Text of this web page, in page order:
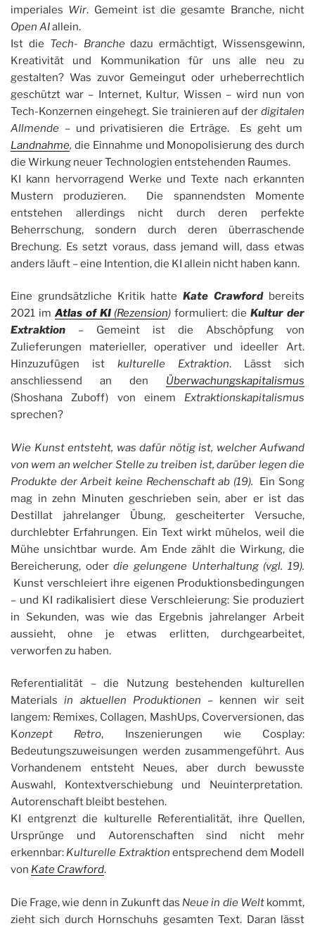
imperiales Wir. Gemeint ist die gesamte Branche, nicht
Open AIallein.
Ist die Tech- Branchedazu ermächtigt, Wissensgewinn,
Kreativität und Kommunikation für uns alle neu zu
gestalten? Was zuvor Gemeingut oder urheberrechtlich
geschützt war – Internet, Kultur, Wissen – wird nun von
Tech-Konzernen eingehegt. Sie trainieren auf der digitalen
Allmende – und privatisieren die Erträge. Es geht um
Landnahme, die Einnahme und Monopolisierung des durch
die Wirkung neuer Technologien entstehenden Raumes.
KI kann hervorragend Werke und Texte nach erkannten
Mustern produzieren. Die spannendsten Momente
entstehen allerdings nicht durch deren perfekte
Beherrschung, sondern durch deren überraschende
Brechung. Es setzt voraus, dass jemand will, dass etwas
anders läuft – eine Intention, die KI allein nicht haben kann.
Eine grundsätzliche Kritik hatte Kate Crawfordbereits
2021 im Atlas of KI (Rezension) formuliert: dieKultur der
Extraktion – Gemeint ist die Abschöpfung von
Zulieferungen materieller, operativer und ideeller Art.
Hinzuzufügen ist kulturelle Extraktion. Lässt sich
anschliessend an den Überwachungskapitalismus
(Shoshana Zuboff) von einem Extraktionskapitalismus
sprechen?
Wie Kunst entsteht, was dafür nötig ist, welcher Aufwand
von wem an welcher Stelle zu treiben ist, darüber legen die
Produkte der Arbeit keine Rechenschaft ab (19). Ein Song
mag in zehn Minuten geschrieben sein, aber er ist das
Destillat jahrelanger Übung, gescheiterter Versuche,
durchlebter Erfahrungen. Ein Text wirkt mühelos, weil die
Mühe unsichtbar wurde. Am Ende zählt die Wirkung, die
Bereicherung, oderdie gelungene Unterhaltung (vgl. 19).
Kunst verschleiert ihre eigenen Produktionsbedingungen
– und KI radikalisiert diese Verschleierung: Sie produziert
in Sekunden, was wie das Ergebnis jahrelanger Arbeit
aussieht, ohne je etwas erlitten, durchgearbeitet,
verworfen zu haben.
Referentialität – die Nutzung bestehenden kulturellen
Materialsin aktuellen Produktionen – kennen wir seit
langem: Remixes, Collagen, MashUps, Coverversionen, das
Konzept Retro, Inszenierungen wie Cosplay:
Bedeutungszuweisungen werden zusammengeführt. Aus
Vorhandenem entsteht Neues, aber durch bewusste
Auswahl, Kontextverschiebung und Neuinterpretation.
Autorenschaft bleibt bestehen.
KI entgrenzt die kulturelle Referentialität, ihre Quellen,
Ursprünge und Autorenschaften sind nicht mehr
erkennbar: Kulturelle Extraktion entsprechend dem Modell
von Kate Crawford.
Die Frage, wie denn in Zukunft das Neue in die Welt kommt,
zieht sich durch Hornschuhs gesamten Text. Daran lässt